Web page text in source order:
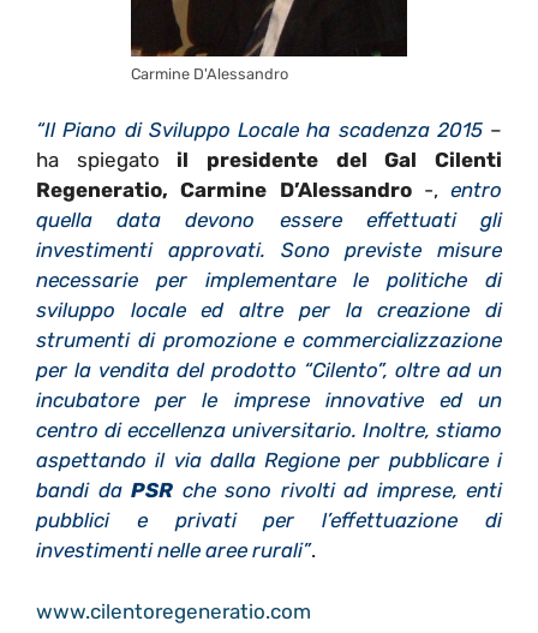
Carmine D'Alessandro
“Il Piano di Sviluppo Locale ha scadenza 2015–
ha spiegato il presidente del Gal Cilenti
Regeneratio, Carmine D’Alessandro-, entro
quella data devono essere effettuati gli
investimenti approvati. Sono previste misure
necessarie per implementare le politiche di
sviluppo locale ed altre per la creazione di
strumenti di promozione e commercializzazione
per la vendita del prodotto “Cilento”, oltre ad un
incubatore per le imprese innovative ed un
centro di eccellenza universitario. Inoltre, stiamo
aspettando il via dalla Regione per pubblicare i
bandi da PSR che sono rivolti ad imprese, enti
pubblici e privati per l’effettuazione di
investimenti nelle aree rurali”.
www.cilentoregeneratio.com